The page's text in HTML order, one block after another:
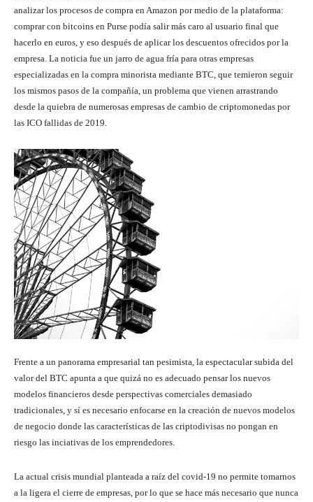
analizar los procesos de compra en Amazon por medio de la plataforma:
comprar con bitcoins en Purse podía salir más caro al usuario final que
hacerlo en euros, y eso después de aplicar los descuentos ofrecidos por la
empresa. La noticia fue un jarro de agua fría para otras empresas
especializadas en la compra minorista mediante BTC, que temieron seguir
los mismos pasos de la compañía, un problema que vienen arrastrando
desde la quiebra de numerosas empresas de cambio de criptomonedas por
las ICO fallidas de 2019.
Frente a un panorama empresarial tan pesimista, la espectacular subida del
valor del BTC apunta a que quizá no es adecuado pensar los nuevos
modelos financieros desde perspectivas comerciales demasiado
tradicionales, y sí es necesario enfocarse en la creación de nuevos modelos
de negocio donde las características de las criptodivisas no pongan en
riesgo las inciativas de los emprendedores.
La actual crisis mundial planteada a raíz del covid-19 no permite tomarnos
a la ligera el cierre de empresas, por lo que se hace más necesario que nunca